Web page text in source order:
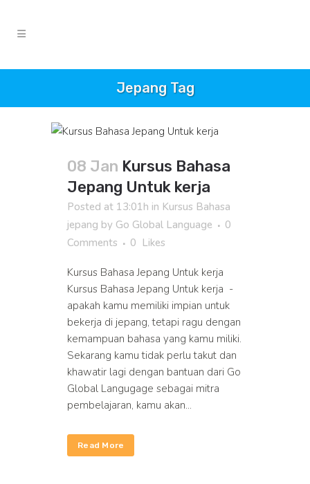
Jepang Tag
08 Jan Kursus Bahasa
Jepang Untuk kerja
Posted at 13:01h in Kursus Bahasa
jepang by Go Global Language
0
Comments
0 Likes
Kursus Bahasa Jepang Untuk kerja
Kursus Bahasa Jepang Untuk kerja -
apakah kamu memiliki impian untuk
bekerja di jepang, tetapi ragu dengan
kemampuan bahasa yang kamu miliki.
Sekarang kamu tidak perlu takut dan
khawatir lagi dengan bantuan dari Go
Global Langugage sebagai mitra
pembelajaran, kamu akan...
Read More